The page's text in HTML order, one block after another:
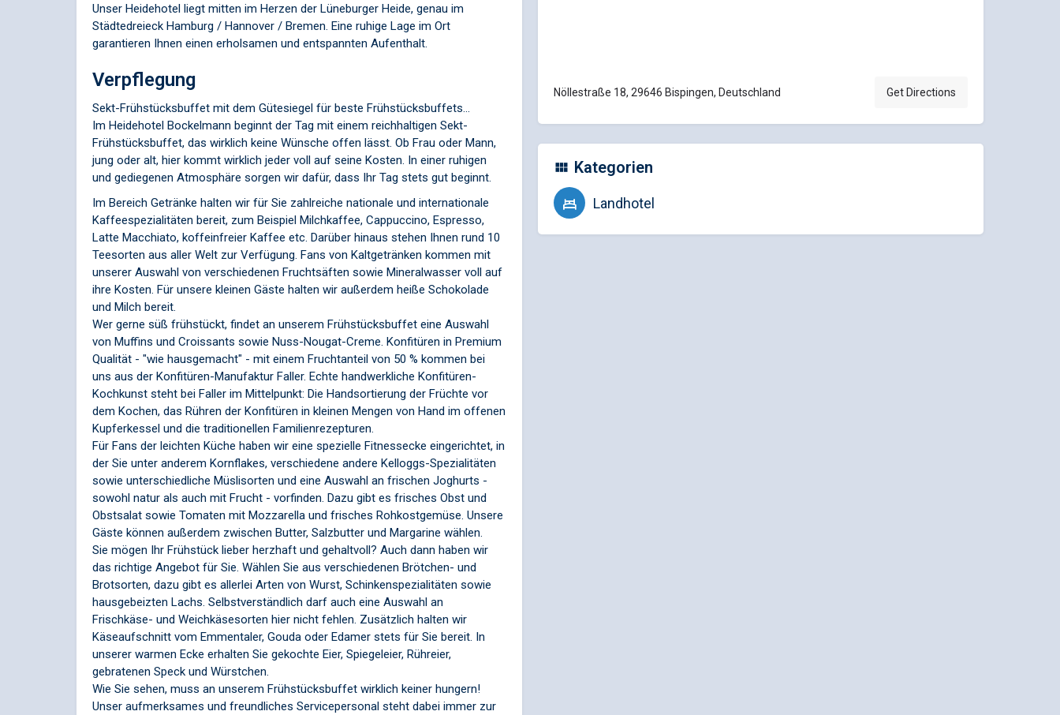
Unser Heidehotel liegt mitten im Herzen der Lüneburger Heide, genau im
Städtedreieck Hamburg / Hannover / Bremen. Eine ruhige Lage im Ort
garantieren Ihnen einen erholsamen und entspannten Aufenthalt.
Verpflegung
Sekt-Frühstücksbuffet mit dem Gütesiegel für beste Frühstücksbuffets...
Im Heidehotel Bockelmann beginnt der Tag mit einem reichhaltigen Sekt-
Frühstücksbuffet, das wirklich keine Wünsche offen lässt. Ob Frau oder Mann,
jung oder alt, hier kommt wirklich jeder voll auf seine Kosten. In einer ruhigen
und gediegenen Atmosphäre sorgen wir dafür, dass Ihr Tag stets gut beginnt.
Im Bereich Getränke halten wir für Sie zahlreiche nationale und internationale
Kaffeespezialitäten bereit, zum Beispiel Milchkaffee, Cappuccino, Espresso,
Latte Macchiato, koffeinfreier Kaffee etc. Darüber hinaus stehen Ihnen rund 10
Teesorten aus aller Welt zur Verfügung. Fans von Kaltgetränken kommen mit
unserer Auswahl von verschiedenen Fruchtsäften sowie Mineralwasser voll auf
ihre Kosten. Für unsere kleinen Gäste halten wir außerdem heiße Schokolade
und Milch bereit.
Wer gerne süß frühstückt, findet an unserem Frühstücksbuffet eine Auswahl
von Muffins und Croissants sowie Nuss-Nougat-Creme. Konfitüren in Premium
Qualität - "wie hausgemacht" - mit einem Fruchtanteil von 50 % kommen bei
uns aus der Konfitüren-Manufaktur Faller. Echte handwerkliche Konfitüren-
Kochkunst steht bei Faller im Mittelpunkt: Die Handsortierung der Früchte vor
dem Kochen, das Rühren der Konfitüren in kleinen Mengen von Hand im offenen
Kupferkessel und die traditionellen Familienrezepturen.
Für Fans der leichten Küche haben wir eine spezielle Fitnessecke eingerichtet, in
der Sie unter anderem Kornflakes, verschiedene andere Kelloggs-Spezialitäten
sowie unterschiedliche Müslisorten und eine Auswahl an frischen Joghurts -
sowohl natur als auch mit Frucht - vorfinden. Dazu gibt es frisches Obst und
Obstsalat sowie Tomaten mit Mozzarella und frisches Rohkostgemüse. Unsere
Gäste können außerdem zwischen Butter, Salzbutter und Margarine wählen.
Sie mögen Ihr Frühstück lieber herzhaft und gehaltvoll? Auch dann haben wir
das richtige Angebot für Sie. Wählen Sie aus verschiedenen Brötchen- und
Brotsorten, dazu gibt es allerlei Arten von Wurst, Schinkenspezialitäten sowie
hausgebeizten Lachs. Selbstverständlich darf auch eine Auswahl an
Frischkäse- und Weichkäsesorten hier nicht fehlen. Zusätzlich halten wir
Käseaufschnitt vom Emmentaler, Gouda oder Edamer stets für Sie bereit. In
unserer warmen Ecke erhalten Sie gekochte Eier, Spiegeleier, Rühreier,
gebratenen Speck und Würstchen.
Wie Sie sehen, muss an unserem Frühstücksbuffet wirklich keiner hungern!
Unser aufmerksames und freundliches Servicepersonal steht dabei immer zur
Nöllestraße 18, 29646 Bispingen, Deutschland Get Directions
Kategorien
Landhotel